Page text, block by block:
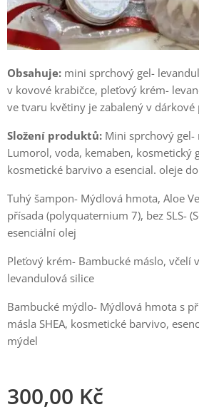
Obsahuje: mini sprchový gel-
v kovové krabičce, pleťový krém-
ve tvaru květiny je zabalený v dárkové
Složení produktů: Mini sprchový
Lumorol, voda, kemaben, kosmetický
kosmetické barvivo a esencial. oleje
Tuhý šampon- Mýdlová hmota, Aloe
přísada (polyquaternium 7), bez SLS-
esenciální olej
Pleťový krém- Bambucké máslo, včelí
levandulová silice
Bambucké mýdlo- Mýdlová hmota s
másla SHEA, kosmetické barvivo,
mýdel
300,00 Kč